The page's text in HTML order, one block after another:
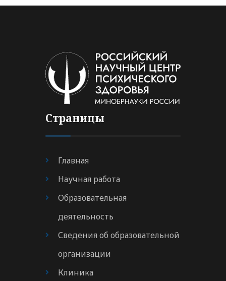
Страницы
Главная
Научная работа
Образовательная
деятельность
Сведения об образовательной
организации
Клиника